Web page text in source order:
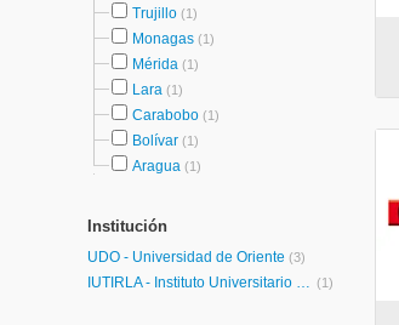
Trujillo (1)
Monagas (1)
Mérida (1)
Lara (1)
Carabobo (1)
Bolívar (1)
Aragua (1)
Institución
UDO - Universidad de Oriente (3)
IUTIRLA - Instituto Universitario de Tecnología Industrial Rodolfo Loero Arismendi (1)